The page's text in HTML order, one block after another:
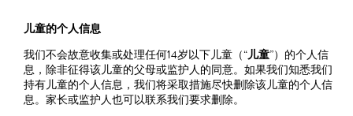
儿童的个人信息
我们不会故意收集或处理任何14岁以下儿童（“儿童”）的个人信
息，除非征得该儿童的父母或监护人的同意。如果我们知悉我们
持有儿童的个人信息，我们将采取措施尽快删除该儿童的个人信
息。家长或监护人也可以联系我们要求删除。